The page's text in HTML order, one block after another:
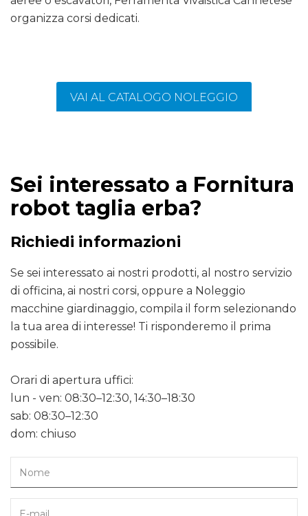
organizza corsi dedicati.
VAI AL CATALOGO NOLEGGIO
Sei interessato a Fornitura
robot taglia erba?
Richiedi informazioni
Se sei interessato ai nostri prodotti, al nostro servizio
di officina, ai nostri corsi, oppure a Noleggio
macchine giardinaggio, compila il form selezionando
la tua area di interesse! Ti risponderemo il prima
possibile.
Orari di apertura uffici:
lun - ven: 08:30–12:30, 14:30–18:30
sab: 08:30–12:30
dom: chiuso